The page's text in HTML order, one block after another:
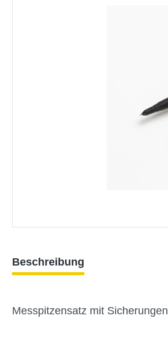
Beschreibung
Messpitzensatz mit Sicherungen